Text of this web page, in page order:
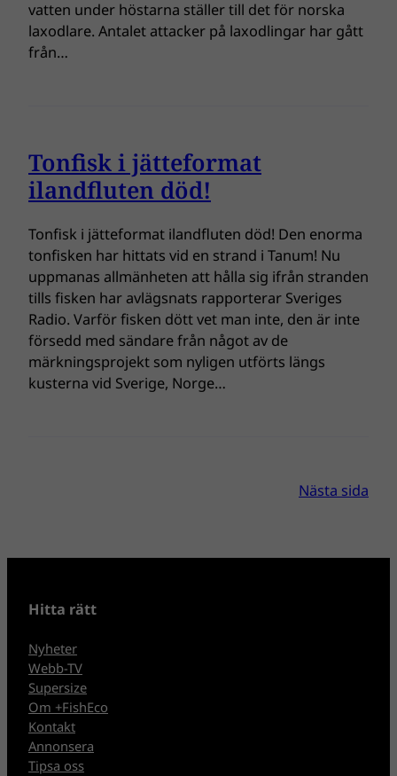
vatten under höstarna ställer till det för norska
laxodlare. Antalet attacker på laxodlingar har gått
från…
Tonfisk i jätteformat
ilandfluten död!
Tonfisk i jätteformat ilandfluten död! Den enorma
tonfisken har hittats vid en strand i Tanum! Nu
uppmanas allmänheten att hålla sig ifrån stranden
tills fisken har avlägsnats rapporterar Sveriges
Radio. Varför fisken dött vet man inte, den är inte
försedd med sändare från något av de
märkningsprojekt som nyligen utförts längs
kusterna vid Sverige, Norge…
Nästa sida
Hitta rätt
Nyheter
Webb-TV
Supersize
Om +FishEco
Kontakt
Annonsera
Tipsa oss